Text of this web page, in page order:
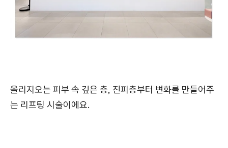
올리지오는 피부 속 깊은 층, 진피층부터 변화를 만들어주
는 리프팅 시술이에요.